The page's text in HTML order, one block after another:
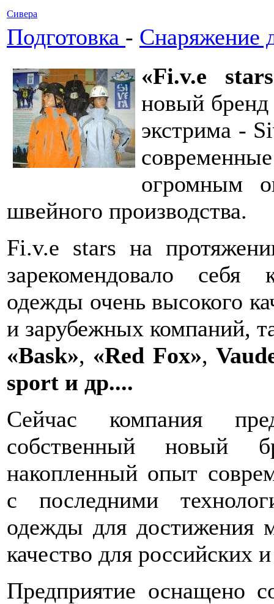
Сивера
Подготовка - Снаряжение
«Fi.v.e
новый бренд
экстрима -
огромным
швейного производства.
Fi.v.e stars на
зарекомендовало себя
одежды очень высокого
и зарубежных компаний,
«Bask», «Red Fox»,
sport и др....
Сейчас компания
собственный новый
накопленный опыт
с последними
одежды для достижения
качество для российских
Предприятие оснащено